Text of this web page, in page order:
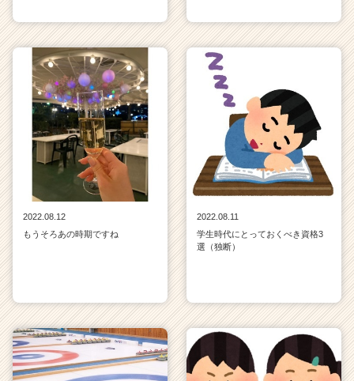
2022.08.12
もうそろあの時期ですね
2022.08.11
学生時代にとっておくべき資格3
選（独断）